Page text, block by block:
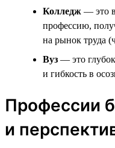
Колледж — это
профессию,
на рынок труда
Вуз — это
и гибкость в
Профессии
и